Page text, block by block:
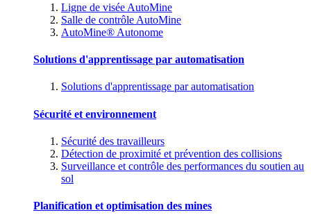
Ligne de visée AutoMine
Salle de contrôle AutoMine
AutoMine® Autonome
Solutions d'apprentissage par automatisation
Solutions d'apprentissage par automatisation
Sécurité et environnement
Sécurité des travailleurs
Détection de proximité et prévention des collisions
Surveillance et contrôle des performances du soutien au
sol
Planification et optimisation des mines